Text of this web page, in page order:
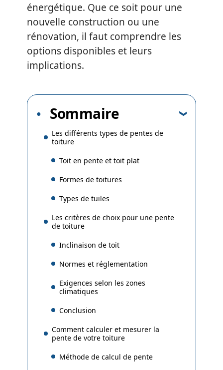
énergétique. Que ce soit pour une
nouvelle construction ou une
rénovation, il faut comprendre les
options disponibles et leurs
implications.
Sommaire
Les différents types de pentes de
toiture
Toit en pente et toit plat
Formes de toitures
Types de tuiles
Les critères de choix pour une pente
de toiture
Inclinaison de toit
Normes et réglementation
Exigences selon les zones
climatiques
Conclusion
Comment calculer et mesurer la
pente de votre toiture
Méthode de calcul de pente